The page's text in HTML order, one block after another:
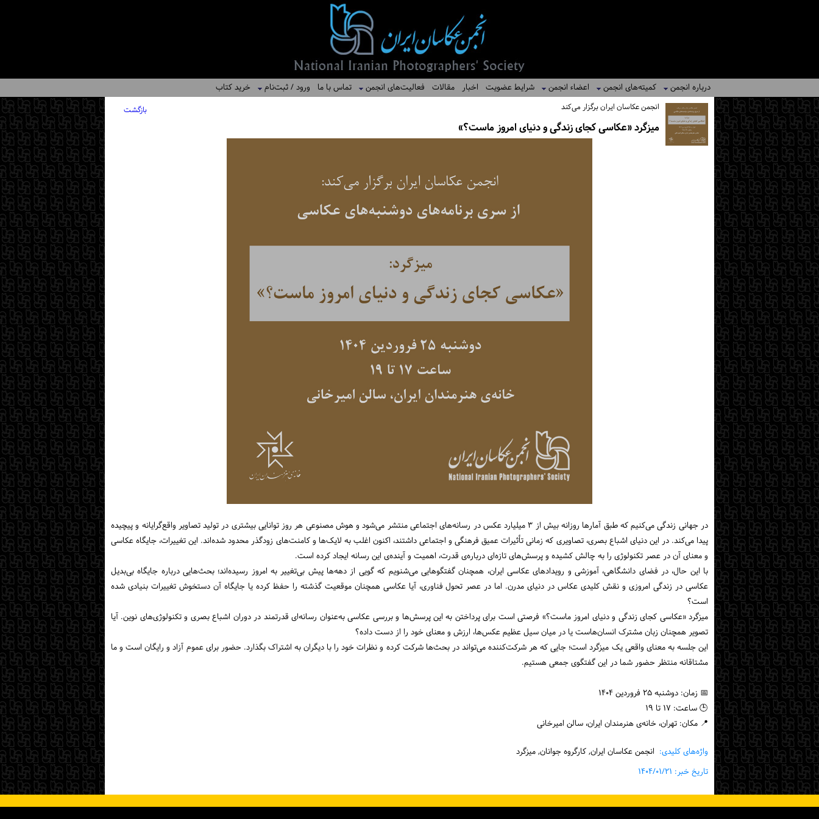
درباره انجمن کمیته‌های انجمن اعضاء انجمن شرایط عضویت اخبار مقالات فعالیت‌های انجمن تماس با ما ورود / ثبت‌نام خرید کتاب
بازگشت انجمن عکاسان ایران برگزار می‌کند
میزگرد «عکاسی کجای زندگی و دنیای امروز ماست؟»
در جهانی زندگی می‌کنیم که طبق آمارها روزانه بیش از ۳ میلیارد عکس در رسانه‌های اجتماعی منتشر می‌شود و هوش مصنوعی هر روز توانایی بیشتری در تولید تصاویر واقع‌گرایانه و پیچیده
پیدا می‌کند. در این دنیای اشباع بصری، تصاویری که زمانی تأثیرات عمیق فرهنگی و اجتماعی داشتند، اکنون اغلب به لایک‌ها و کامنت‌های زودگذر محدود شده‌اند. این تغییرات، جایگاه عکاسی
و معنای آن در عصر تکنولوژی را به چالش کشیده و پرسش‌های تازه‌ای درباره‌ی قدرت، اهمیت و آینده‌ی این رسانه ایجاد کرده است.
با این حال، در فضای دانشگاهی، آموزشی و رویدادهای عکاسی ایران، همچنان گفتگوهایی می‌شنویم که گویی از دهه‌ها پیش بی‌تغییر به امروز رسیده‌اند؛ بحث‌هایی درباره جایگاه بی‌بدیل
عکاسی در زندگی امروزی و نقش کلیدی عکاس در دنیای مدرن. اما در عصر تحول فناوری، آیا عکاسی همچنان موقعیت گذشته را حفظ کرده یا جایگاه آن دستخوش تغییرات بنیادی شده
است؟
میزگرد «عکاسی کجای زندگی و دنیای امروز ماست؟» فرصتی است برای پرداختن به این پرسش‌ها و بررسی عکاسی به‌عنوان رسانه‌ای قدرتمند در دوران اشباع بصری و تکنولوژی‌های نوین. آیا
تصویر همچنان زبان مشترک انسان‌هاست یا در میان سیل عظیم عکس‌ها، ارزش و معنای خود را از دست داده؟
این جلسه به معنای واقعی یک میزگرد است؛ جایی که هر شرکت‌کننده می‌تواند در بحث‌ها شرکت کرده و نظرات خود را با دیگران به اشتراک بگذارد. حضور برای عموم آزاد و رایگان است و ما
مشتاقانه منتظر حضور شما در این گفتگوی جمعی هستیم.
📅 زمان: دوشنبه ۲۵ فروردین ۱۴۰۴
🕒 ساعت: ۱۷ تا ۱۹
📍 مکان: تهران، خانه‌ی هنرمندان ایران، سالن امیرخانی
واژه‌های کلیدی: انجمن عکاسان ایران, کارگروه جوانان, میزگرد
تاریخ خبر: ۱۴۰۴/۰۱/۲۱